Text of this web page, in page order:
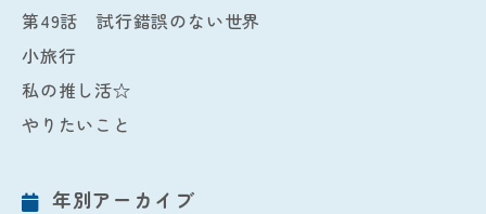
第49話 試行錯誤のない世界
小旅行
私の推し活☆
やりたいこと
年別アーカイブ